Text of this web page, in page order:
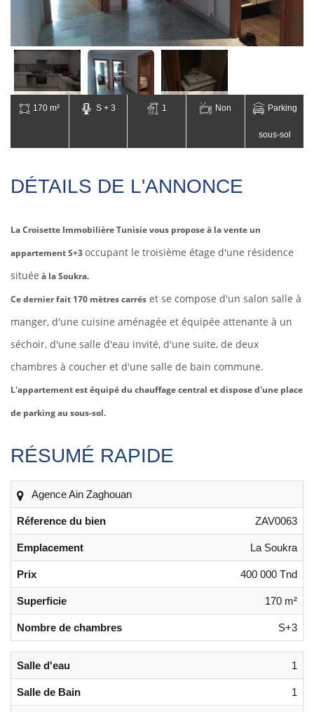
170 m² S + 3 1 Non Parking
sous-sol
DÉTAILS DE L'ANNONCE
La Croisette Immobilière Tunisie vous propose à la vente un
appartement S+3occupant le troisième étage d'une résidence
située à la Soukra.
Ce dernier fait 170 mètres carrés et se compose d'un salon salle à
manger, d'une cuisine aménagée et équipée attenante à un
séchoir, d'une salle d'eau invité, d'une suite, de deux
chambres à coucher et d'une salle de bain commune.
L'appartement est équipé du chauffage central et dispose d'une place
de parking au sous-sol.
RÉSUMÉ RAPIDE
Agence Ain Zaghouan
Réference du bien ZAV0063
Emplacement La Soukra
Prix 400 000 Tnd
Superficie 170 m²
Nombre de chambres S+3
Salle d'eau 1
Salle de Bain 1